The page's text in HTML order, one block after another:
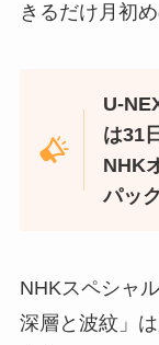
きるだけ月初
U-
は31
NHK
パッ
NHKスペシャ
深層と波紋」